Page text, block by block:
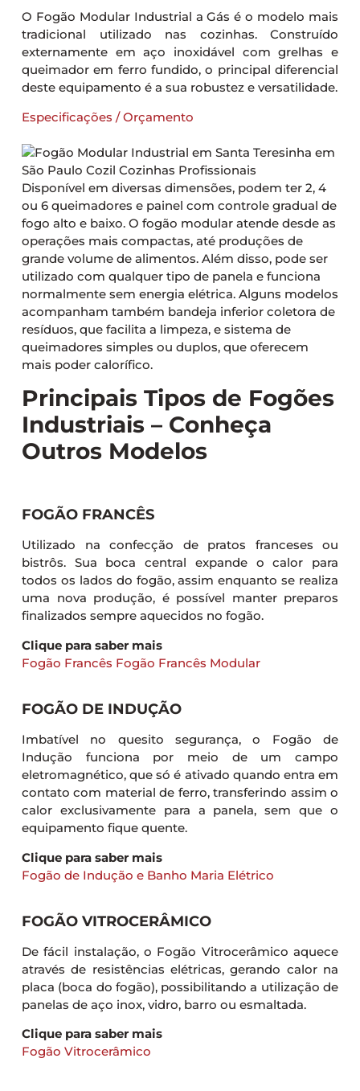
O Fogão Modular Industrial a Gás é o modelo mais
tradicional utilizado nas cozinhas. Construído
externamente em aço inoxidável com grelhas e
queimador em ferro fundido, o principal diferencial
deste equipamento é a sua robustez e versatilidade.
Especificações / Orçamento
Disponível em diversas dimensões, podem ter 2, 4
ou 6 queimadores e painel com controle gradual de
fogo alto e baixo. O fogão modular atende desde as
operações mais compactas, até produções de
grande volume de alimentos. Além disso, pode ser
utilizado com qualquer tipo de panela e funciona
normalmente sem energia elétrica. Alguns modelos
acompanham também bandeja inferior coletora de
resíduos, que facilita a limpeza, e sistema de
queimadores simples ou duplos, que oferecem
mais poder calorífico.
Principais Tipos de Fogões
Industriais – Conheça
Outros Modelos
FOGÃO FRANCÊS
Utilizado na confecção de pratos franceses ou
bistrôs. Sua boca central expande o calor para
todos os lados do fogão, assim enquanto se realiza
uma nova produção, é possível manter preparos
finalizados sempre aquecidos no fogão.
Clique para saber mais
Fogão Francês Fogão Francês Modular
FOGÃO DE INDUÇÃO
Imbatível no quesito segurança, o Fogão de
Indução funciona por meio de um campo
eletromagnético, que só é ativado quando entra em
contato com material de ferro, transferindo assim o
calor exclusivamente para a panela, sem que o
equipamento fique quente.
Clique para saber mais
Fogão de Indução e Banho Maria Elétrico
FOGÃO VITROCERÂMICO
De fácil instalação, o Fogão Vitrocerâmico aquece
através de resistências elétricas, gerando calor na
placa (boca do fogão), possibilitando a utilização de
panelas de aço inox, vidro, barro ou esmaltada.
Clique para saber mais
Fogão Vitrocerâmico